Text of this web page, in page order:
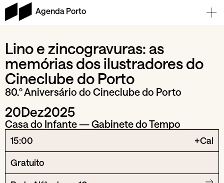
Agenda Porto
Lino e zincogravuras: as
memórias dos ilustradores do
Cineclube do Porto
80.º Aniversário do Cineclube do Porto
20Dez2025
Casa do Infante — Gabinete do Tempo
15:00
+Cal
Gratuito